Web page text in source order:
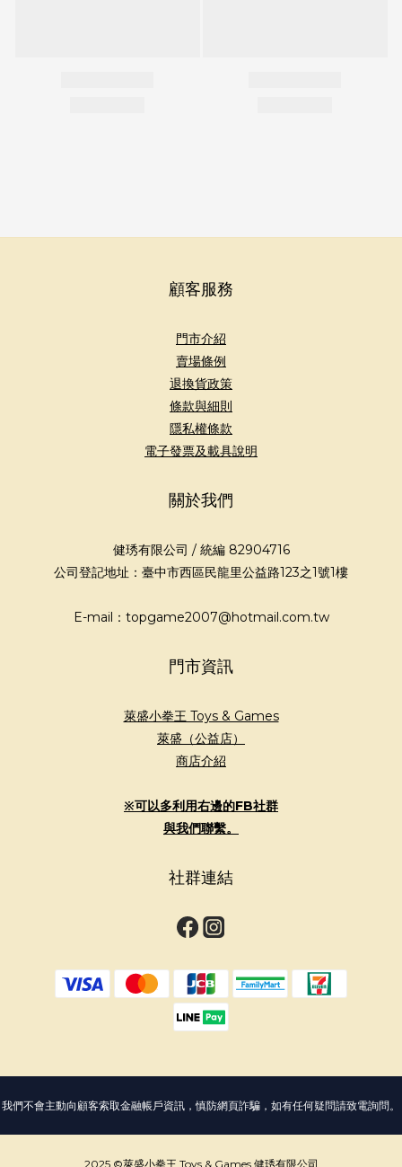
顧客服務
門市介紹
賣場條例
退換貨政策
條款與細則
隱私權條款
電子發票及載具說明
關於我們
健琇有限公司 / 統編 82904716
公司登記地址：臺中市西區民龍里公益路123之1號1樓
E-mail：topgame2007@hotmail.com.tw
門市資訊
萊盛小拳王 Toys & Games
萊盛（公益店）
商店介紹
※可以多利用右邊的FB社群
與我們聯繫。
社群連結
我們不會主動向顧客索取金融帳戶資訊，慎防網頁詐騙，如有任何疑問請致電詢問。
2025 ©萊盛小拳王 Toys & Games 健琇有限公司